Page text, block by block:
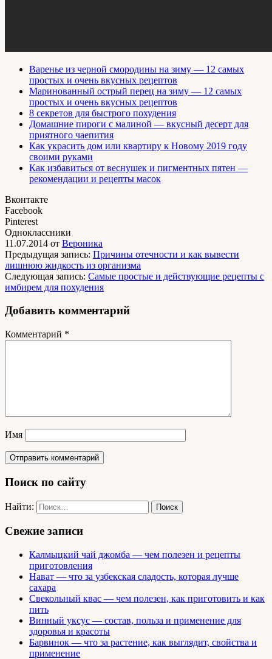
Варенье из черной смородины на зиму — 12 самых
простых и очень вкусных рецептов
Маринованный острый перец на зиму — 12 самых
простых и очень вкусных рецептов
8 секретов для быстрого похудения
Домашние пироги с малиной — вкусный десерт для
приятного чаепития
Как украсить дом или квартиру к Новому 2019 году
своими руками
Как избавиться от веснушек и пигментных пятен —
рекомендации и рецепты масок
Вконтакте
Facebook
Pinterest
Одноклассники
11.07.2014 от Вероника
Предыдущая запись: Причины отечности и как вывести
лишнюю жидкость из организма
Следующая запись: Самые простые и действующие рецепты с
имбирем для похудения
Добавить комментарий
Комментарий *
Имя
Поиск по сайту
Найти:
Свежие записи
Калмыцкий чай джомба — чем полезен и рецепты
приготовления
Нават — что за узбекская сладость, которая лучше
сахара
Свекольный квас — чем полезен, как приготовить и как
пить
Винный уксус — состав, польза и применение для
здоровья и красоты
Барвинок — что за растение, как выглядит, свойства и
применение